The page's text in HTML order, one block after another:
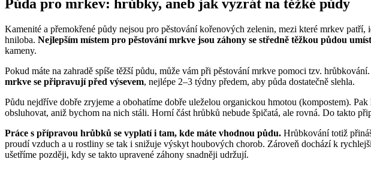
Půda pro mrkev: hrůbky, aneb jak vyzrát na těžké půdy
Kamenité a přemokřené půdy nejsou pro pěstování kořenových zelenin, mezi které mrkev
hniloba. Nejlepším místem pro pěstování mrkve jsou záhony se středně těžkou půdou
kameny.
Pokud máte na zahradě spíše těžší půdu, může vám při pěstování mrkve pomoci tzv.
mrkve se připravují před výsevem, nejlépe 2–3 týdny předem, aby půda dostatečně slehla.
Půdu nejdříve dobře zryjeme a obohatíme dobře uleželou organickou hmotou (kompostem).
obsluhovat, aniž bychom na nich stáli. Horní část hrůbků nebude špičatá, ale rovná. Do takto
Práce s přípravou hrůbků se vyplatí i tam, kde máte vhodnou půdu. Hrůbkování totiž
proudí vzduch a u rostliny se tak i snižuje výskyt houbových chorob. Zároveň dochází k
ušetříme později, kdy se takto upravené záhony snadněji udržují.